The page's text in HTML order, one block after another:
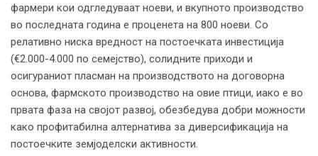
фармери кои одгледуваат ноеви, и вкупното производство
во последната година е проценета на 800 ноеви. Со
релативно ниска вредност на постоечката инвестиција
(€2.000-4.000 по семејство), солидните приходи и
осигураниот пласман на производството на договорна
основа, фармското производство на овие птици, иако е во
првата фаза на својот развој, обезбедува добри можности
како профитабилна алтернатива за диверсификација на
постоечките земјоделски активности.